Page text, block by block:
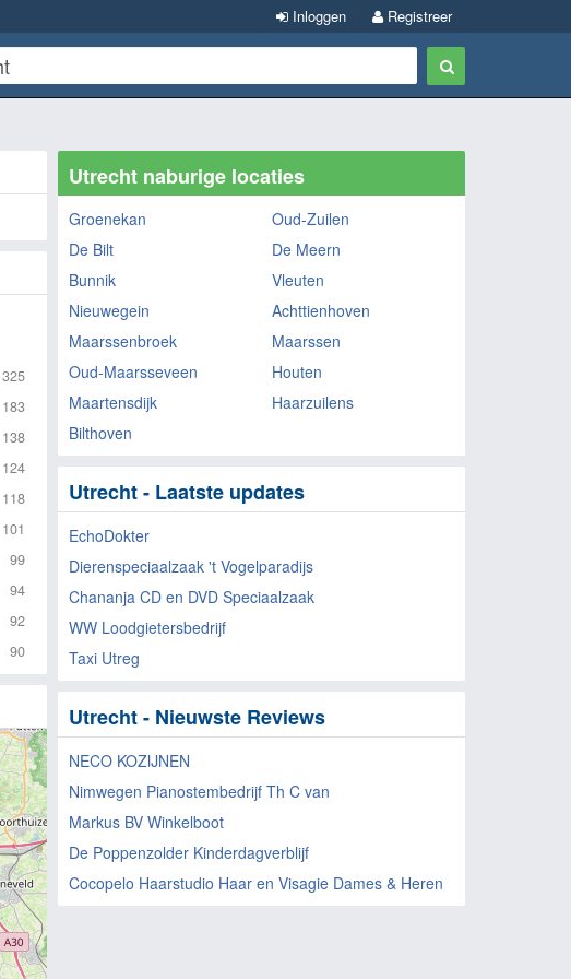
Registreer
Inloggen
325
183
138
124
118
101
99
94
92
90
Utrecht naburige locaties
Groenekan
Oud-Zuilen
De Bilt
De Meern
Bunnik
Vleuten
Nieuwegein
Achttienhoven
Maarssenbroek
Maarssen
Oud-Maarsseveen
Houten
Maartensdijk
Haarzuilens
Bilthoven
Utrecht - Laatste updates
EchoDokter
Dierenspeciaalzaak 't Vogelparadijs
Chananja CD en DVD Speciaalzaak
WW Loodgietersbedrijf
Taxi Utreg
Utrecht - Nieuwste Reviews
NECO KOZIJNEN
Nimwegen Pianostembedrijf Th C van
Markus BV Winkelboot
De Poppenzolder Kinderdagverblijf
Cocopelo Haarstudio Haar en Visagie Dames & Heren